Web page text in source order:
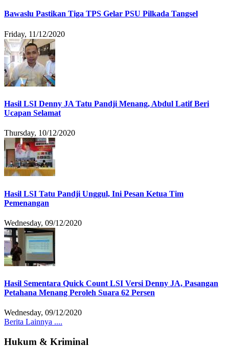
Bawaslu Pastikan Tiga TPS Gelar PSU Pilkada Tangsel
Friday, 11/12/2020
Hasil LSI Denny JA Tatu Pandji Menang, Abdul Latif Beri
Ucapan Selamat
Thursday, 10/12/2020
Hasil LSI Tatu Pandji Unggul, Ini Pesan Ketua Tim
Pemenangan
Wednesday, 09/12/2020
Hasil Sementara Quick Count LSI Versi Denny JA, Pasangan
Petahana Menang Peroleh Suara 62 Persen
Wednesday, 09/12/2020
Berita Lainnya ....
Hukum & Kriminal